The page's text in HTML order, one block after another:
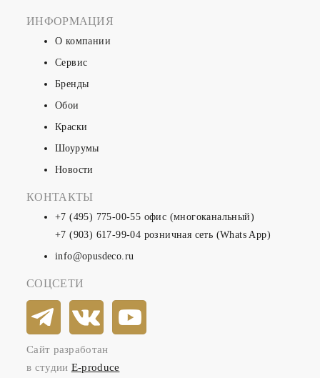
ИНФОРМАЦИЯ
О компании
Сервис
Бренды
Обои
Краски
Шоурумы
Новости
КОНТАКТЫ
+7 (495) 775-00-55 офис (многоканальный)
+7 (903) 617-99-04 розничная сеть (Whats App)
info@opusdeco.ru
СОЦСЕТИ
Сайт разработан
в студии E-produce